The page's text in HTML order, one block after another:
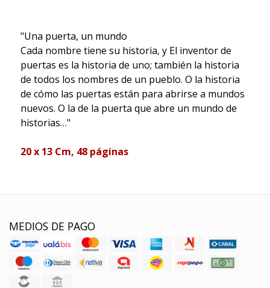
"Una puerta, un mundo
Cada nombre tiene su historia, y El inventor de
puertas es la historia de uno; también la historia
de todos los nombres de un pueblo. O la historia
de cómo las puertas están para abrirse a mundos
nuevos. O la de la puerta que abre un mundo de
historias…"
20 x 13 Cm, 48 páginas
MEDIOS DE PAGO